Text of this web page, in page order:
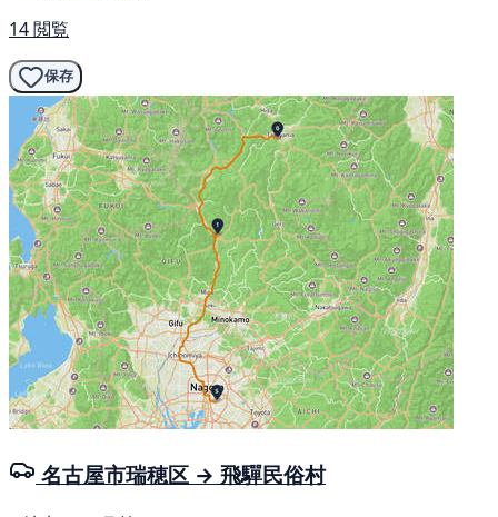
14 閲覧
保存
名古屋市瑞穂区 → 飛驒民俗村